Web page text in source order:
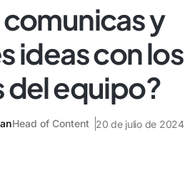
y
ideas con los
equipo?
Head of Content 20 de julio de 2024